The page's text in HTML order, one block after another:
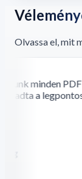
Olvassa el, mit
minden PDF-
adta a